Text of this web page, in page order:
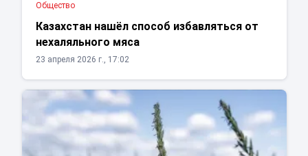
Общество
Казахстан нашёл способ избавляться от
нехаляльного мяса
23 апреля 2026 г., 17:02